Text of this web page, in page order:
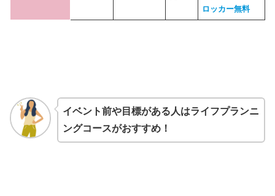
ロッカー無料
イベント前や目標がある人はライフプランニ
ングコースがおすすめ！